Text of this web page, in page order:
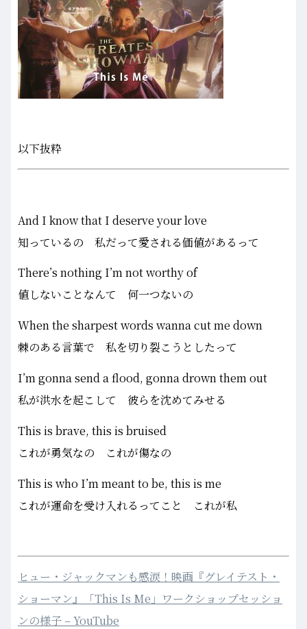
以下抜粋
And I know that I deserve your love
知っているの 私だって愛される価値があるって
There’s nothing I’m not worthy of
値しないことなんて 何一つないの
When the sharpest words wanna cut me down
棘のある言葉で 私を切り裂こうとしたって
I’m gonna send a flood, gonna drown them out
私が洪水を起こして 彼らを沈めてみせる
This is brave, this is bruised
これが勇気なの これが傷なの
This is who I’m meant to be, this is me
これが運命を受け入れるってこと これが私
ヒュー・ジャックマンも感涙！映画『グレイテスト・
ショーマン』「This Is Me」ワークショップセッショ
ンの様子 – YouTube